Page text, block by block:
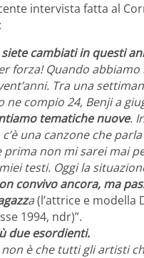
intervista fatta al
siete cambiati in questi
forza! Quando
Tra una
ne compio 24, Benji a
tematiche nuove.
una canzone che
prima non mi sarei mai
testi. Oggi la
convivo ancora, ma
a(l’attrice e modella
1994, ndr)”.
due esordienti.
non è che tutti gli artisti